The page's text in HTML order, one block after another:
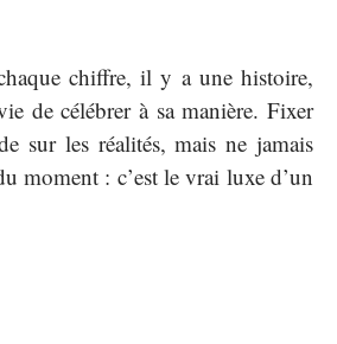
chiffre, il y a une histoire,
de célébrer à sa manière. Fixer
sur les réalités, mais ne jamais
moment : c’est le vrai luxe d’un